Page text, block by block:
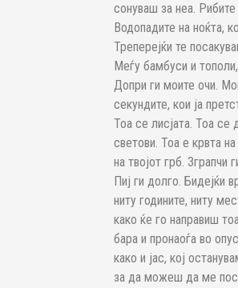
сонуваш за неа.
Водопадите на ноќта,
Треперејќи те
Меѓу бамбуси и
Допри ги моите очи.
секундите, кои ја
Тоа се лисјата. Тоа се
светови. Тоа е крвта
на твојот грб. Зграпчи
Пиј ги долго. Бидејќи
ниту годините, ниту
како ќе го направиш
бара и пронаоѓа во
како и јас, кој
за да можеш да ме